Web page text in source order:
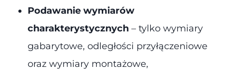
Podawanie wymiarów
charakterystycznych – tylko wymiary
gabarytowe, odległości przyłączeniowe
oraz wymiary montażowe,